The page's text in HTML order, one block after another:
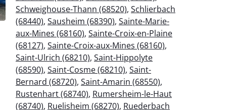
Schweighouse-Thann (68520), Schlierbach
(68440), Sausheim (68390), Sainte-Marie-
aux-Mines (68160), Sainte-Croix-en-Plaine
(68127), Sainte-Croix-aux-Mines (68160),
Saint-Ulrich (68210), Saint-Hippolyte
(68590), Saint-Cosme (68210), Saint-
Bernard (68720), Saint-Amarin (68550),
Rustenhart (68740), Rumersheim-le-Haut
(68740), Ruelisheim (68270), Ruederbach